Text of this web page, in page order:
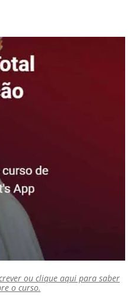
ou clique aqui para saber
o curso.